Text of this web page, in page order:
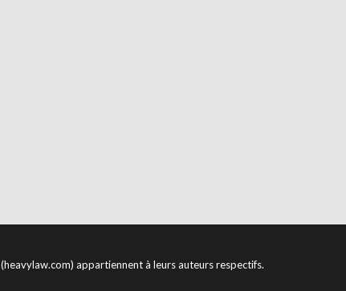
appartiennent à leurs auteurs respectifs.